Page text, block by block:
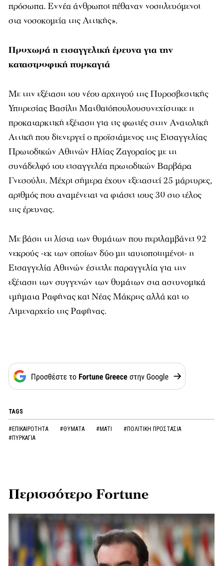
πρόσωπα. Εννέα άνθρωποι πέθαναν νοσηλευόμενοι
στα νοσοκομεία της Αττικής».
Προχωρά η εισαγγελική έρευνα για την
καταστροφική πυρκαγιά
Με την εξέταση του νέου αρχηγού της Πυροσβεστικής
Υπηρεσίας Βασίλη Ματθαιόπουλουσυνεχίστηκε η
προκαταρκτική εξέταση για τις φωτιές στην Ανατολική
Αττική που διενεργεί ο προϊστάμενος της Εισαγγελίας
Πρωτοδικών Αθηνών Ηλίας Ζαγοραίος με τη
συνάδελφό του εισαγγελέα πρωτοδικών Βαρβάρα
Γνεσούλη. Μέχρι σήμερα έχουν εξεταστεί 25 μάρτυρες,
αριθμός που αναμένεται να φτάσει τους 30 στο τέλος
της έρευνας.
Με βάση τη λίστα των θυμάτων που περιλαμβάνει 92
νεκρούς -εκ των οποίων δύο μη ταυτοποιημένοι- η
Εισαγγελία Αθηνών έστειλε παραγγελία για την
εξέταση των συγγενών των θυμάτων στα αστυνομικά
τμήματα Ραφήνας και Νέας Μάκρης αλλά και το
Λιμεναρχείο της Ραφήνας.
TAGS
#ΕΠΙΚΑΙΡΟΤΗΤΑ #ΘΥΜΑΤΑ #ΜΑΤΙ
#ΠΟΛΙΤΙΚΗ ΠΡΟΣΤΑΣΙΑ
#ΠΥΡΚΑΓΙΑ
Περισσότερο Fortune